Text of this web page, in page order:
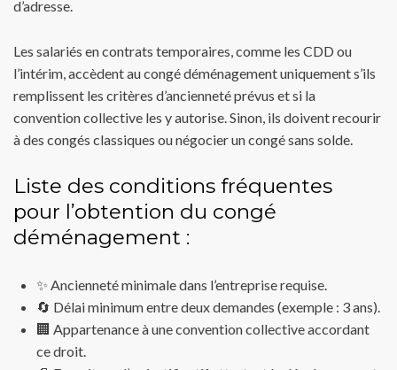
d’adresse.
Les salariés en contrats temporaires, comme les CDD ou
l’intérim, accèdent au congé déménagement uniquement s’ils
remplissent les critères d’ancienneté prévus et si la
convention collective les y autorise. Sinon, ils doivent recourir
à des congés classiques ou négocier un congé sans solde.
Liste des conditions fréquentes
pour l’obtention du congé
déménagement :
✨ Ancienneté minimale dans l’entreprise requise.
🔄 Délai minimum entre deux demandes (exemple : 3 ans).
🏢 Appartenance à une convention collective accordant
ce droit.